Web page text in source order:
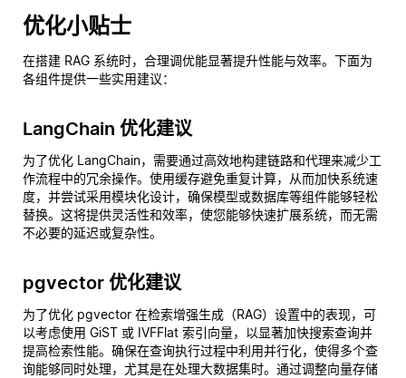
优化小贴士
在搭建 RAG 系统时，合理调优能显著提升性能与效率。下面为
各组件提供一些实用建议：
LangChain 优化建议
为了优化 LangChain，需要通过高效地构建链路和代理来减少工
作流程中的冗余操作。使用缓存避免重复计算，从而加快系统速
度，并尝试采用模块化设计，确保模型或数据库等组件能够轻松
替换。这将提供灵活性和效率，使您能够快速扩展系统，而无需
不必要的延迟或复杂性。
pgvector 优化建议
为了优化 pgvector 在检索增强生成（RAG）设置中的表现，可
以考虑使用 GiST 或 IVFFlat 索引向量，以显著加快搜索查询并
提高检索性能。确保在查询执行过程中利用并行化，使得多个查
询能够同时处理，尤其是在处理大数据集时。通过调整向量存储